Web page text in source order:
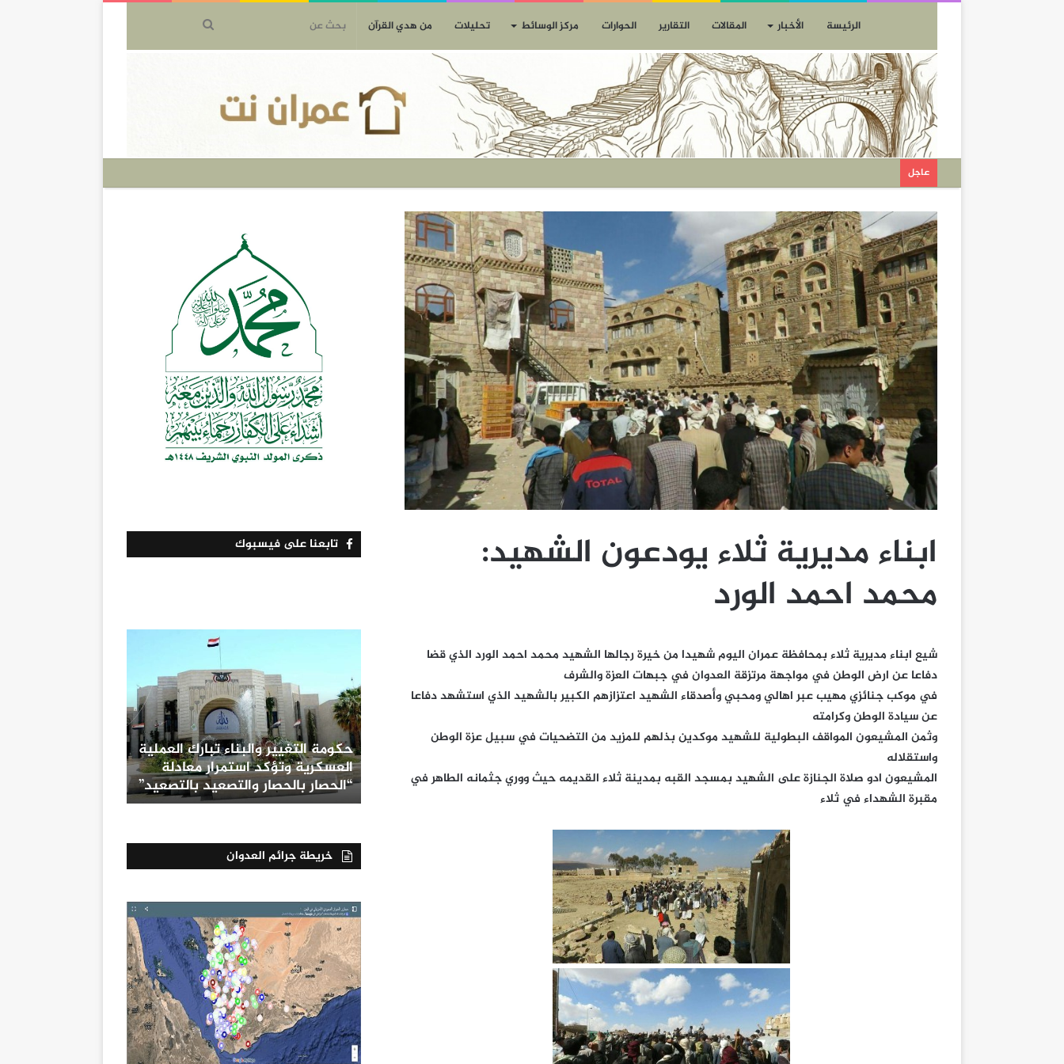
الرئيسة الأخبار المقالات التقارير الحوارات مركز الوسائط تحليلات من هدي القرآن
عاجل
ابناء مديرية ثلاء يودعون الشهيد:
محمد احمد الورد
شيع ابناء مديرية ثلاء بمحافظة عمران اليوم شهيدا من خيرة رجالها الشهيد محمد احمد الورد الذي قضا
دفاعا عن ارض الوطن في مواجهة مرتزقة العدوان في جبهات العزة والشرف
في موكب جنائزي مهيب عبر اهالي ومحبي وأصدقاء الشهيد اعتزازهم الكبير بالشهيد الذي استشهد دفاعا
عن سيادة الوطن وكرامته
وثمن المشيعون المواقف البطولية للشهيد موكدين بذلهم للمزيد من التضحيات في سبيل عزة الوطن
واستقلاله
المشيعون ادو صلاة الجنازة على الشهيد بمسجد القبه بمدينة ثلاء القديمه حيث ووري جثمانه الطاهر في
مقبرة الشهداء في ثلاء
تابعنا على فيسبوك
حكومة التغيير والبناء تبارك العملية
العسكرية وتؤكد استمرار معادلة
“الحصار بالحصار والتصعيد بالتصعيد”
خريطة جرائم العدوان